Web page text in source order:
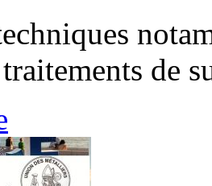
de